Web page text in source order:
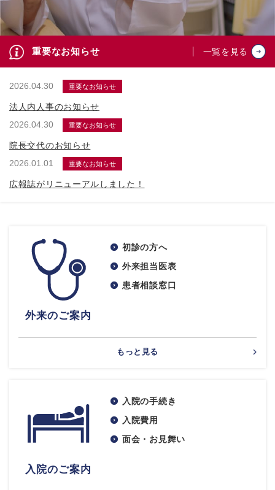
重要なお知らせ 一覧を見る
2026.04.30 重要なお知らせ
法人内人事のお知らせ
2026.04.30
重要なお知らせ
院長交代のお知らせ
2026.01.01
重要なお知らせ
広報誌がリニューアルしました！
外来のご案内
初診の方へ
外来担当医表
患者相談窓口
もっと見る
入院のご案内
入院の手続き
入院費用
面会・お見舞い